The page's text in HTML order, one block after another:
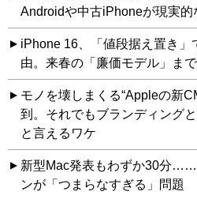
Androidや中古iPhoneが現実的
iPhone 16、「値段据え置き」
由。来春の「廉価モデル」ま
モノを壊しまくる“Appleの新
到。それでもブランディングと
と言えるワケ
新型Mac発表もわずか30分
ンが「つまらなすぎる」問題